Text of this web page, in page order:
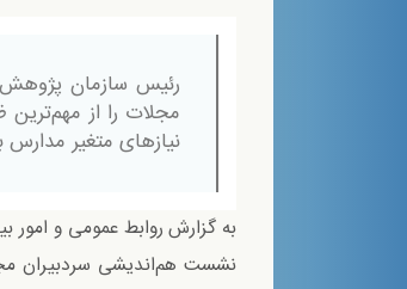
رئيس سازمان پژوهش
مجلات را از
نیازهای متغیر مدارس
به گزارش روابط عمومی و امور
نشست هم‌انديشی سردبیران